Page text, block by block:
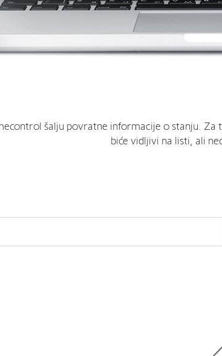
šalju povratne informacije o stanju. Za
biće vidljivi na listi, ali